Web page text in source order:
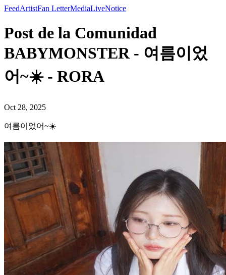
FeedArtistFan LetterMediaLiveNotice
Post de la Comunidad
BABYMONSTER - 여름이었
어~☀️ - RORA
Oct 28, 2025
여름이었어~☀️